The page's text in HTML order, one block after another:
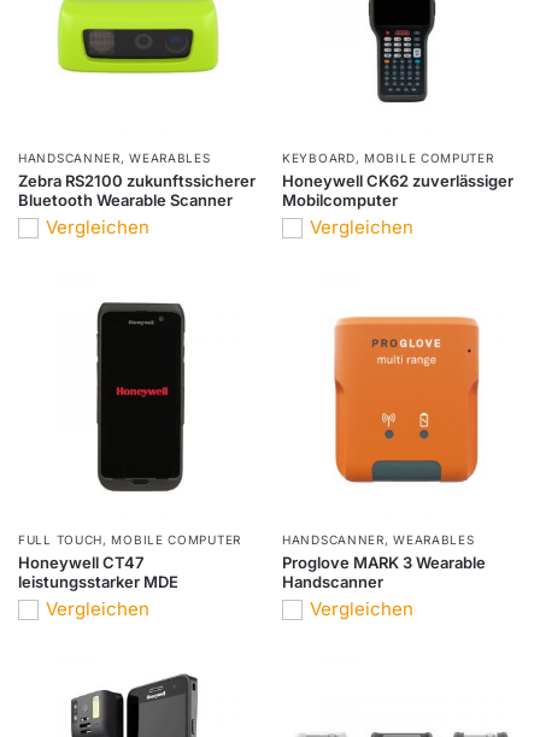
HANDSCANNER,WEARABLES
Zebra RS2100 zukunftssicherer
Bluetooth Wearable Scanner
Vergleichen
KEYBOARD,MOBILE COMPUTER
Honeywell CK62 zuverlässiger
Mobilcomputer
Vergleichen
FULL TOUCH,MOBILE COMPUTER
Honeywell CT47
leistungsstarker MDE
Vergleichen
HANDSCANNER,WEARABLES
Proglove MARK 3 Wearable
Handscanner
Vergleichen